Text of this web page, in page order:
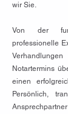
wir Sie.
Von der
professionelle
Notartermins
einen
Persönlich,